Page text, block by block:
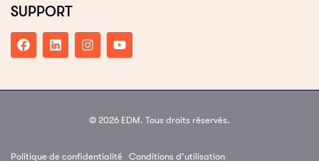
SUPPORT
© 2026 EDM. Tous droits réservés.
Politique de confidentialité Conditions d’utilisation